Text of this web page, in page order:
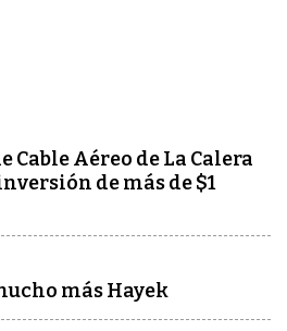
Cable Aéreo de La Calera
de más de $1
más Hayek